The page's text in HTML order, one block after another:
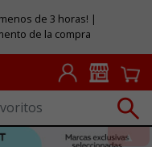
de 3 horas! |
de la compra